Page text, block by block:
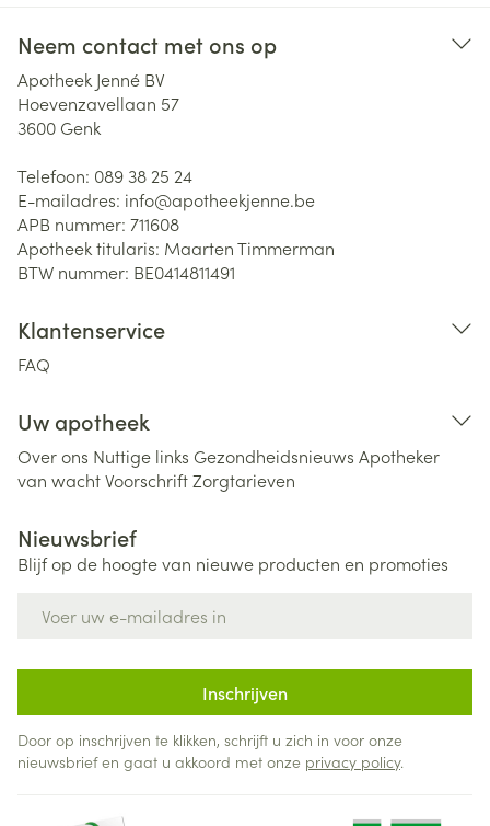
Neem contact met ons op
Apotheek Jenné BV
Hoevenzavellaan 57
3600 Genk
Telefoon: 089 38 25 24
E-mailadres: info@apotheekjenne.be
APB nummer: 711608
Apotheek titularis: Maarten Timmerman
BTW nummer: BE0414811491
Klantenservice
FAQ
Uw apotheek
Over ons Nuttige links Gezondheidsnieuws Apotheker
van wachtVoorschriftZorgtarieven
Nieuwsbrief
Blijf op de hoogte van nieuwe producten en promoties
Inschrijven
Door op inschrijven te klikken, schrijft u zich in voor onze
nieuwsbrief en gaat u akkoord met onze privacy policy.